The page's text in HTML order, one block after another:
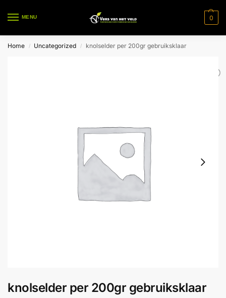
MENU 0
Home / Uncategorized / knolselder per 200gr gebruiksklaar
knolselder per 200gr gebruiksklaar